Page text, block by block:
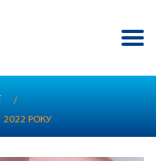
/
2022 РОКУ